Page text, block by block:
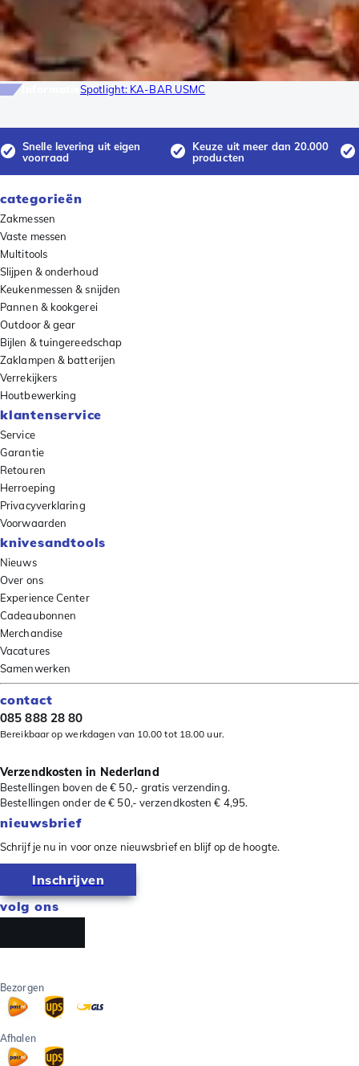
Spotlight: KA-BAR USMC
Snelle levering uit eigen
voorraad
Keuze uit meer dan 20.000
producten
categorieën
Zakmessen
Vaste messen
Multitools
Slijpen & onderhoud
Keukenmessen & snijden
Pannen & kookgerei
Outdoor & gear
Bijlen & tuingereedschap
Zaklampen & batterijen
Verrekijkers
Houtbewerking
klantenservice
Service
Garantie
Retouren
Herroeping
Privacyverklaring
Voorwaarden
knivesandtools
Nieuws
Over ons
Experience Center
Cadeaubonnen
Merchandise
Vacatures
Samenwerken
contact
085 888 28 80
Bereikbaar op werkdagen van 10.00 tot 18.00 uur.
Verzendkosten in Nederland
Bestellingen boven de € 50,- gratis verzending.
Bestellingen onder de € 50,- verzendkosten € 4,95.
nieuwsbrief
Schrijf je nu in voor onze nieuwsbrief en blijf op de hoogte.
Inschrijven
volg ons
Bezorgen
Afhalen